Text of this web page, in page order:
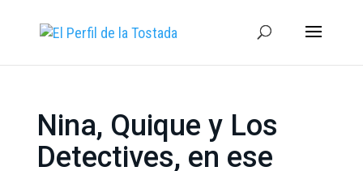
Nina, Quique y Los
Detectives, en ese